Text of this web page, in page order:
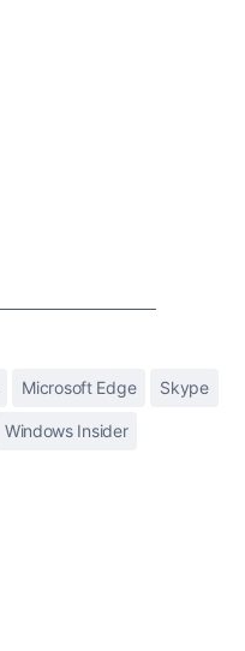
Microsoft Edge Skype
Windows Insider